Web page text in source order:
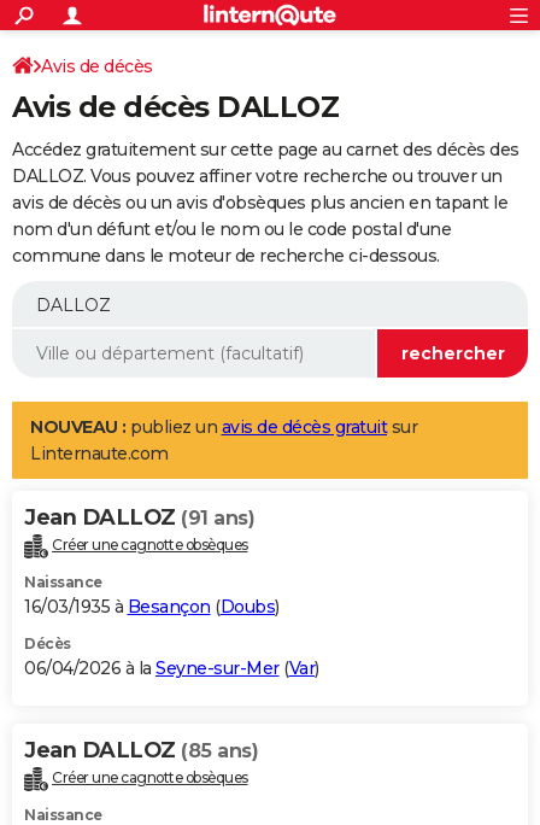
ACTUALITÉS
Politique
Société
Faits Divers
Education
Monde
Villes
+
SPORT
Coupe du monde 2026
Football
Tennis
Cyclisme
Rugby
Forum
Programme TV
TNT
Streaming
Cinéma
Sorties cinéma
Musique
+
FINANCE
Retraite
Epargne
Immobilier
Risques naturels par ville
Banque
Assurance
AUTO
Essais
Réserver un essai
Citadines
Berlines
SUV
Forum auto
+
Mobiles
Meilleur smartphone
Internet
Ordinateurs
Jeux vidéo
Guide high-tech
Aménagement intérieur
LIFESTYLE
Art de vivre
Bien-être
Loisirs
Mode
Modes de vie
Alimentation
Guide de la santé
Maladies
Médicaments
Sommeil
VOYAGE
Destinations
City break
Voyage nature
Voyage de noces
Forum
Climat
+PHOTO
GUIDES D'ACHAT
BONS PLANS
Carte de Noël
Carte Bonne année
Carte Saint-Valentin
Carte Pâques
Carte d'anniversaire
DICTIONNAIRE
Dictionnaire
Biographies
Citations
Expressions
Proverbes
PROGRAMME TV
Avis de décès
Avis de décès DALLOZ
Accédez gratuitement sur cette page au carnet des décès des
DALLOZ. Vous pouvez affiner votre recherche ou trouver un
avis de décès ou un avis d'obsèques plus ancien en tapant le
nom d'un défunt et/ou le nom ou le code postal d'une
commune dans le moteur de recherche ci-dessous.
NOUVEAU : publiez un avis de décès gratuitsur
Linternaute.com
Jean DALLOZ (91 ans)
Créer une cagnotte obsèques
Naissance
16/03/1935 à Besançon (Doubs)
Décès
06/04/2026 à la Seyne-sur-Mer(Var)
Jean DALLOZ (85 ans)
Créer une cagnotte obsèques
Naissance